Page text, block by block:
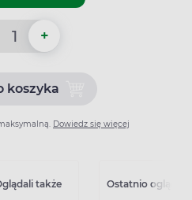
+
koszyka
Dodaj do koszyka Poltram
Dowiedz się więcej
także Ostatnio